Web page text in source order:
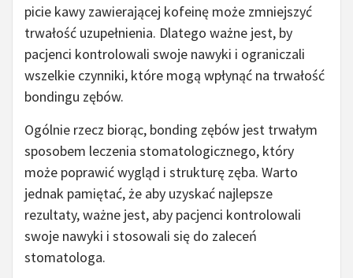
picie kawy zawierającej kofeinę może zmniejszyć
trwałość uzupełnienia. Dlatego ważne jest, by
pacjenci kontrolowali swoje nawyki i ograniczali
wszelkie czynniki, które mogą wpłynąć na trwałość
bondingu zębów.
Ogólnie rzecz biorąc, bonding zębów jest trwałym
sposobem leczenia stomatologicznego, który
może poprawić wygląd i strukturę zęba. Warto
jednak pamiętać, że aby uzyskać najlepsze
rezultaty, ważne jest, aby pacjenci kontrolowali
swoje nawyki i stosowali się do zaleceń
stomatologa.